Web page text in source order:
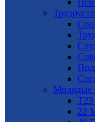
Молодые
T23
22